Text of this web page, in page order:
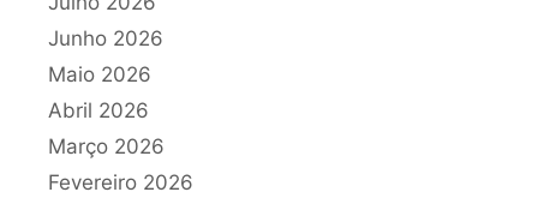
Junho 2026
Maio 2026
Abril 2026
Março 2026
Fevereiro 2026